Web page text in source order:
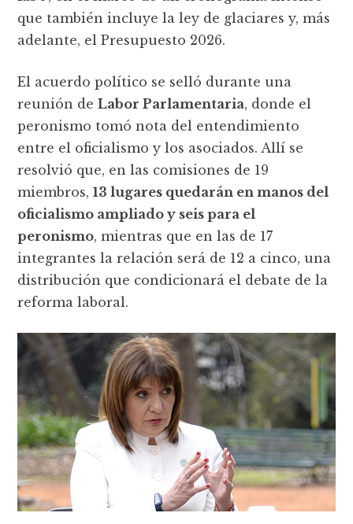
que también incluye la ley de glaciares y, más
adelante, el Presupuesto 2026.
El acuerdo político se selló durante una
reunión deLabor Parlamentaria, donde el
peronismo tomó nota del entendimiento
entre el oficialismo y los asociados. Allí se
resolvió que, en las comisiones de 19
miembros,13 lugares quedarán en manos del
oficialismo ampliado y seis para el
peronismo, mientras que en las de 17
integrantes la relación será de 12 a cinco, una
distribución que condicionará el debate de la
reforma laboral.